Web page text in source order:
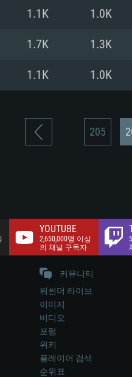
간: 62.2 GB (전
1.1K 1.0K
1.7K 1.3K
1.1K 1.0K
205
YOUTUBE
2,650,000명 이상
의 채널 구독자
커뮤니티
워썬더 라이브
이미지
비디오
포럼
위키
플레이어 검색
순위표